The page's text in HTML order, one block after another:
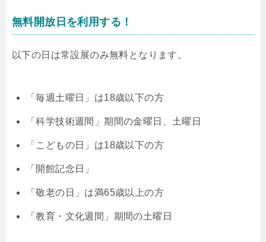
無料開放日を利用する！
以下の日は常設展のみ無料となります。
「毎週土曜日」は18歳以下の方
「科学技術週間」期間の金曜日、土曜日
「こどもの日」は18歳以下の方
「開館記念日」
「敬老の日」は満65歳以上の方
「教育・文化週間」期間の土曜日